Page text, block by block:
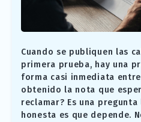
Cuando se publiquen las
primera prueba, hay una
forma casi inmediata
obtenido la nota que
reclamar? Es una
honesta es que depende.